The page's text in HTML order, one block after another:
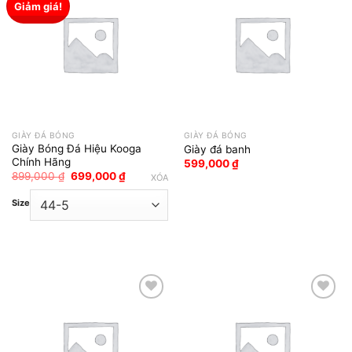
Giảm giá!
Add to wishlist
GIÀY ĐÁ BÓNG
Giày Bóng Đá Hiệu Kooga
Chính Hãng
899,000₫ Giá
699,000₫Giá
hiện
Size
XÓA
Add to wishlist
GIÀY ĐÁ BÓNG
Giày đá banh
599,000₫
Add to wishlist Add to wishlist